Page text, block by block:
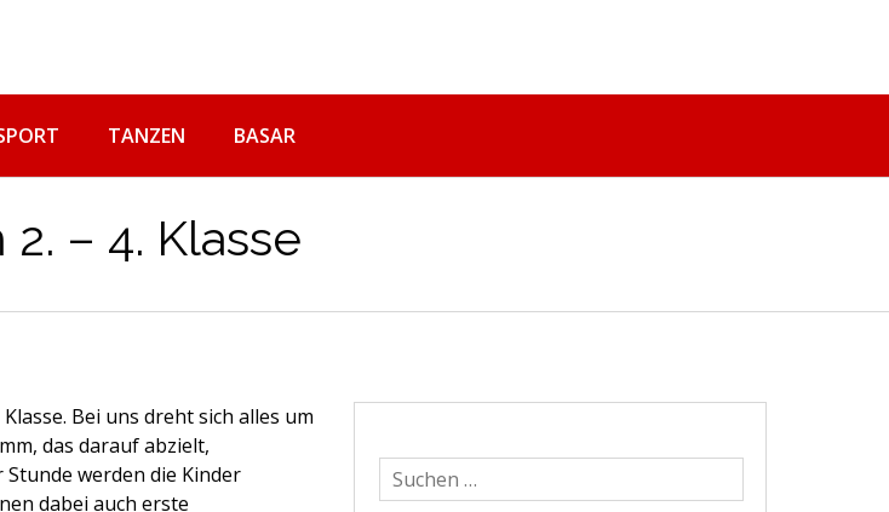
TANZEN BASAR
– 4. Klasse
Bei uns dreht sich alles um
das darauf abzielt,
werden die Kinder
dabei auch erste
Suchen
nach: